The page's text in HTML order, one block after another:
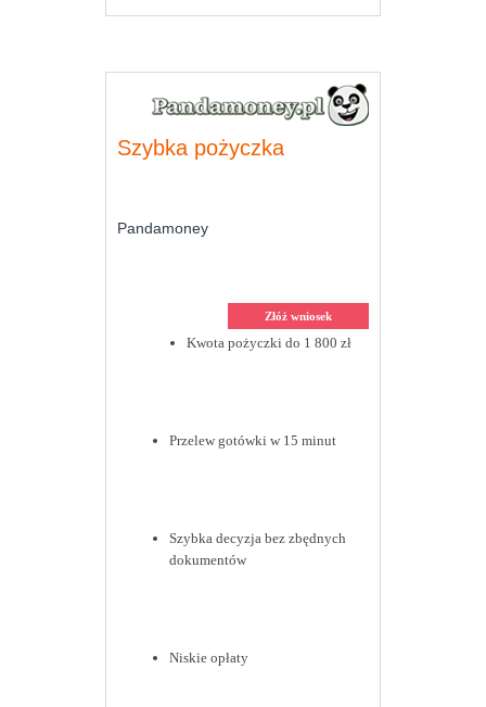
Szybka pożyczka
Pandamoney
Złóż wniosek
Kwota pożyczki do 1 800 zł
Przelew gotówki w 15 minut
Szybka decyzja bez zbędnych
dokumentów
Niskie opłaty